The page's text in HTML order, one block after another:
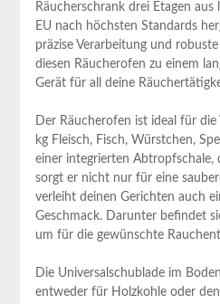
Räucherschrank drei Etagen
EU nach höchsten Standards
präzise Verarbeitung und
‍diesen Räucherofen zu einem
Gerät für all deine
Der Räucherofen ‍ist ideal für
kg Fleisch, Fisch, Würstchen,
einer integrierten Abtropfschale,
sorgt er nicht nur für eine
verleiht deinen Gerichten auch
Geschmack. Darunter befindet
um für die gewünschte
Die Universalschublade im
entweder für Holzkohle oder